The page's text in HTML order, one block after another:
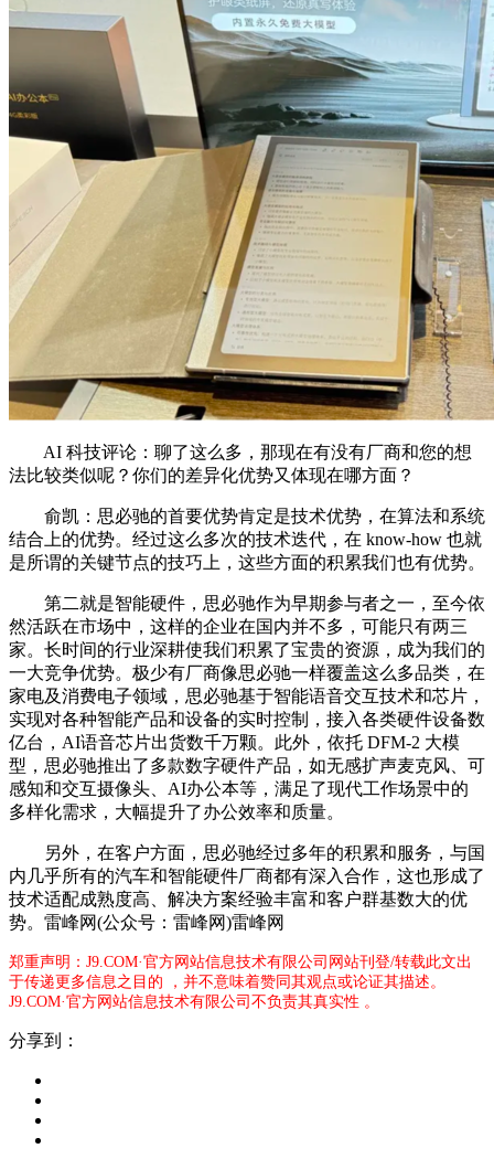
AI 科技评论：聊了这么多，那现在有没有厂商和您的想
法比较类似呢？你们的差异化优势又体现在哪方面？
俞凯：思必驰的首要优势肯定是技术优势，在算法和系统
结合上的优势。经过这么多次的技术迭代，在 know-how 也就
是所谓的关键节点的技巧上，这些方面的积累我们也有优势。
第二就是智能硬件，思必驰作为早期参与者之一，至今依
然活跃在市场中，这样的企业在国内并不多，可能只有两三
家。长时间的行业深耕使我们积累了宝贵的资源，成为我们的
一大竞争优势。极少有厂商像思必驰一样覆盖这么多品类，在
家电及消费电子领域，思必驰基于智能语音交互技术和芯片，
实现对各种智能产品和设备的实时控制，接入各类硬件设备数
亿台，AI语音芯片出货数千万颗。此外，依托 DFM-2 大模
型，思必驰推出了多款数字硬件产品，如无感扩声麦克风、可
感知和交互摄像头、AI办公本等，满足了现代工作场景中的
多样化需求，大幅提升了办公效率和质量。
另外，在客户方面，思必驰经过多年的积累和服务，与国
内几乎所有的汽车和智能硬件厂商都有深入合作，这也形成了
技术适配成熟度高、解决方案经验丰富和客户群基数大的优
势。雷峰网(公众号：雷峰网)雷峰网
郑重声明：J9.COM·官方网站信息技术有限公司网站刊登/转载此文出
于传递更多信息之目的 ，并不意味着赞同其观点或论证其描述。
J9.COM·官方网站信息技术有限公司不负责其真实性 。
分享到：